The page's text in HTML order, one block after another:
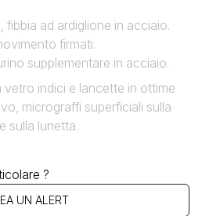
fibbia ad ardiglione in acciaio.
firmati.
supplementare in acciaio.
vetro indici e lancette in ottime
micrograffi superficiali sulla
sulla lunetta.
?
UN ALERT